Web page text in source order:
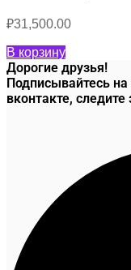
₽31,500.00
В корзину
Дорогие друзья!
Подписывайтесь
вконтакте,